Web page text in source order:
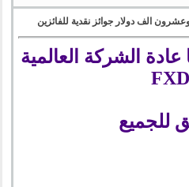
الشركة العالمية
للجميع